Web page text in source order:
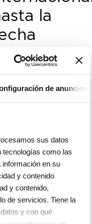
de anuncios
sus datos
tecnologías como las
en su
y contenido
y contenido,
de servicios. Tiene la
y con qué
la
el lema‘On the
of Giants’
BBFW 2026 rinde
construido los
y
de 900 vestidos
escena,
no solo
el futuro de
moda para novias,
también
de gala,
y alfombra